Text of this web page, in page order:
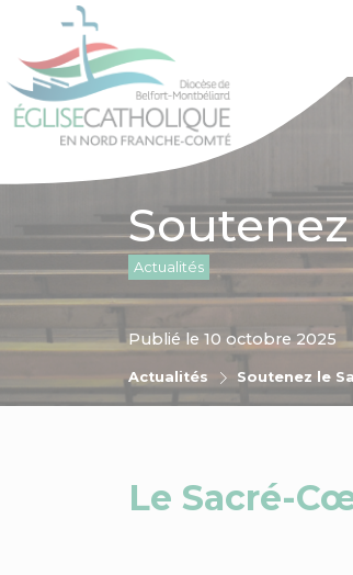
Actualités
Actualités Soutenez le
Publié le 10 octobre 2025
Le Sacré-